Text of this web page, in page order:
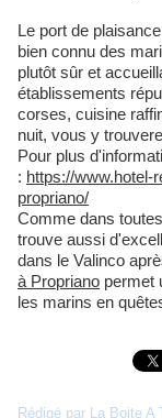
Le port de
bien connu des
plutôt sûr et
établissements
corses, cuisine
nuit, vous y
Pour plus
: https://www.hotel-
propriano/
Comme dans
trouve aussi
dans le Valinco
à Propriano permet
les marins en
Rédigé par La Boite